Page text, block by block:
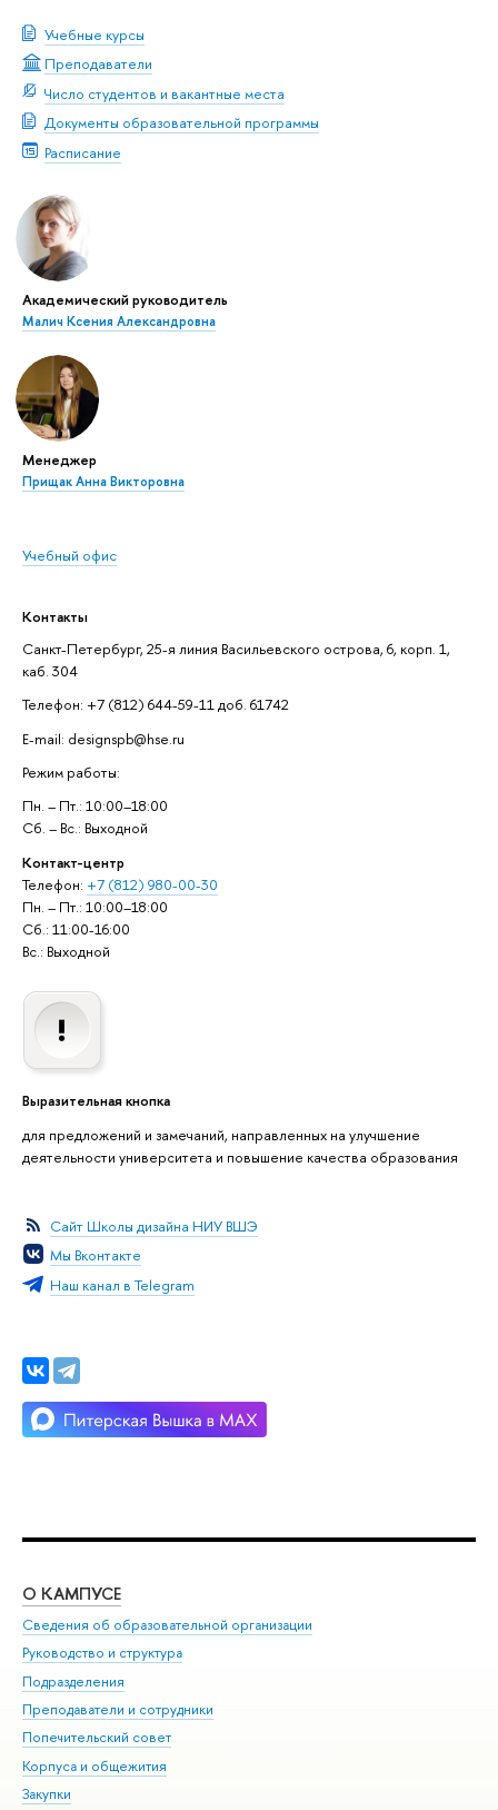
Учебные курсы
Преподаватели
Число студентов и вакантные места
Документы образовательной программы
Расписание
Академический руководитель
Малич Ксения Александровна
Менеджер
Прищак Анна Викторовна
Учебный офис
Контакты
Санкт-Петербург, 25-я линия Васильевского острова, 6, корп. 1,
каб. 304
Телефон: +7 (812) 644-59-11 доб. 61742
E-mail: designspb@hse.ru
Режим работы:
Пн. – Пт.: 10:00–18:00
Сб. – Вс.: Выходной
Контакт-центр
Телефон: +7 (812) 980-00-30
Пн. – Пт.: 10:00–18:00
Сб.: 11:00-16:00
Вс.: Выходной
Выразительная кнопка
для предложений и замечаний, направленных на улучшение
деятельности университета и повышение качества образования
Сайт Школы дизайна НИУ ВШЭ
Мы Вконтакте
Наш канал в Telegram
О КАМПУСЕ
Сведения об образовательной организации
Руководство и структура
Подразделения
Преподаватели и сотрудники
Попечительский совет
Корпуса и общежития
Закупки